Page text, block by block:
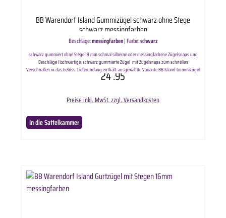
BB Warendorf Island Gummizügel schwarz ohne Stege
schwarz messingfarben
Beschläge:messingfarben|Farbe:schwarz
schwarz gummiert ohne Stege 19 mm schmal silberne oder messingfarbene Zügelsnaps und
Beschläge Hochwertige, schwarz gummierte Zügel mit Zügelsnaps zum schnellen
Verschnallen in das Gebiss. Lieferumfang enthält: ausgewählte Variante BB Island Gummizügel
schwarz ohne Stege. Länge: ca 240cm
24.95
Preise inkl. MwSt. zzgl. Versandkosten
In die Sattelkammer